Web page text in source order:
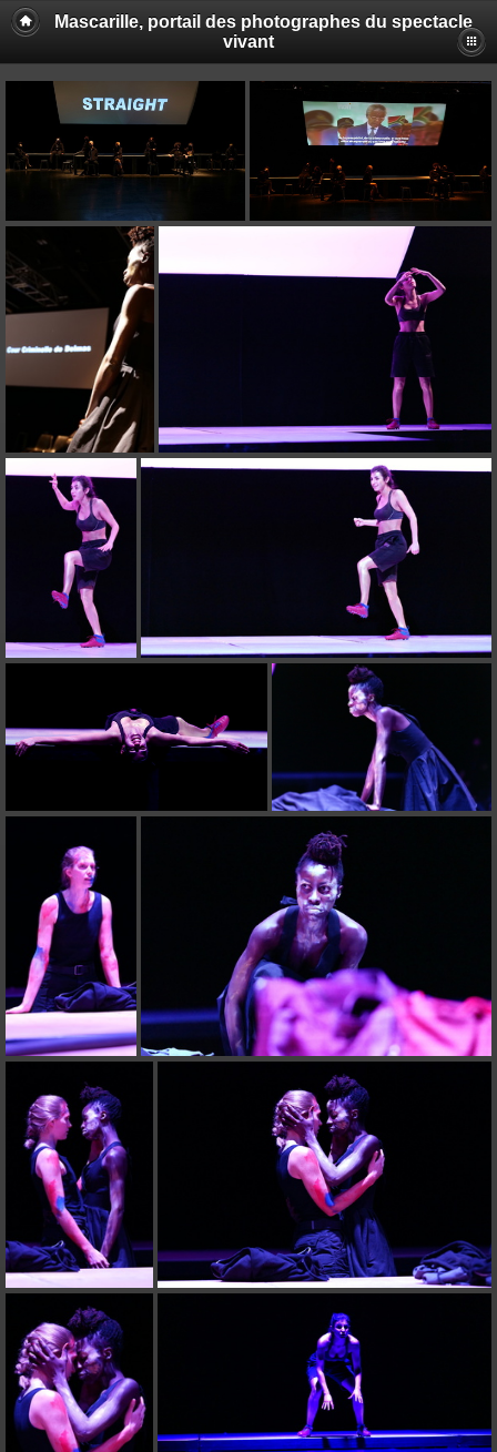
Mascarille, portail des photographes du spectacle
vivant